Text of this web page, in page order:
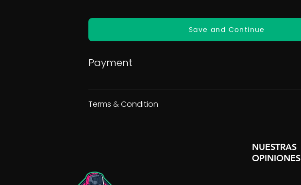
Save and Continue
Payment
Terms & Condition
NUESTRAS
OPINIONES